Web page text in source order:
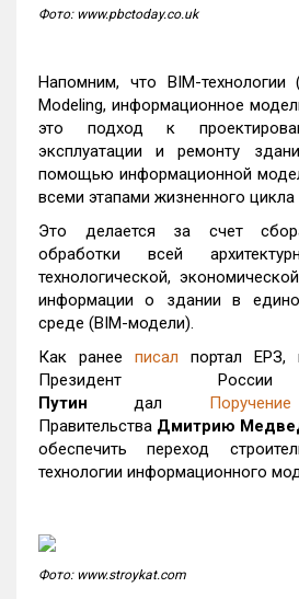
Фото: www.pbctoday.co.uk
Напомним, что BIM-технологии
Modeling, информационное
это подход к
эксплуатации и ремонту
помощью информационной
всеми этапами жизненного цикла
Это делается за счет
обработки всей
технологической,
информации о здании в
среде (BIM-модели).
Как ранее писал портал
Президент
Путин дал Поручение
Правительства Дмитрию
обеспечить переход
технологии информационного
Фото: www.stroykat.com